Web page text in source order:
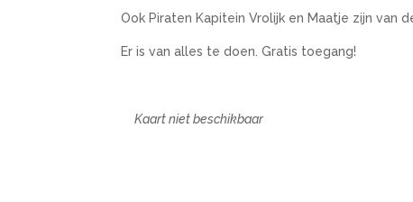
Ook Piraten Kapitein Vrolijk en Maatje zijn van
Er is van alles te doen. Gratis toegang!
Kaart niet beschikbaar